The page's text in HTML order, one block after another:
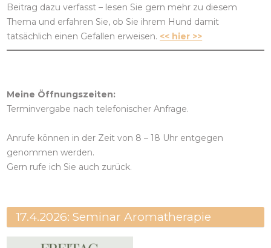
Beitrag dazu verfasst – lesen Sie gern mehr zu diesem
Thema und erfahren Sie, ob Sie ihrem Hund damit
tatsächlich einen Gefallen erweisen. << hier >>
Meine Öffnungszeiten:
Terminvergabe nach telefonischer Anfrage.
Anrufe können in der Zeit von 8 – 18 Uhr entgegen
genommen werden.
Gern rufe ich Sie auch zurück.
17.4.2026: Seminar Aromatherapie